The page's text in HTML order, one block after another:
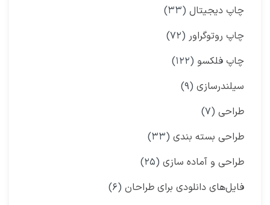
چاپ دیجیتال (۳۳)
چاپ روتوگراور (۷۲)
چاپ فلکسو (۱۲۲)
سیلندرسازی (۹)
طراحی (۷)
طراحی بسته بندی (۳۳)
طراحی و آماده سازی (۲۵)
فایل‌های دانلودی برای طراحان (۶)